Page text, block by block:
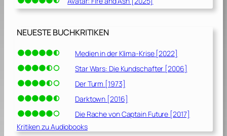
NEUESTE BUCHKRITIKEN
Medien in der Klima-Krise [2022]
Star Wars: Die Kundschafter [2006]
Der Turm [1973]
Darktown [2016]
Die Rache von Captain Future [2017]
Kritiken zu Audiobooks